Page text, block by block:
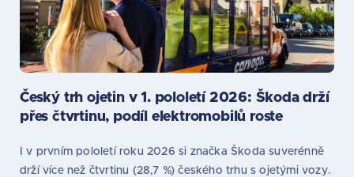
Český trh ojetin v 1. pololetí 2026: Škoda drží
přes čtvrtinu, podíl elektromobilů roste
I v prvním pololetí roku 2026 si značka Škoda suverénně
drží více než čtvrtinu (28,7 %) českého trhu s ojetými vozy.